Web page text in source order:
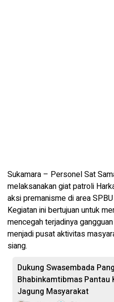
Sukamara – Personel Sat
melaksanakan giat patroli
aksi premanisme di area
Kegiatan ini bertujuan untuk
mencegah terjadinya
menjadi pusat aktivitas
siang.
Dukung Swasembada
Bhabinkamtibmas Pantau
Jagung Masyarakat